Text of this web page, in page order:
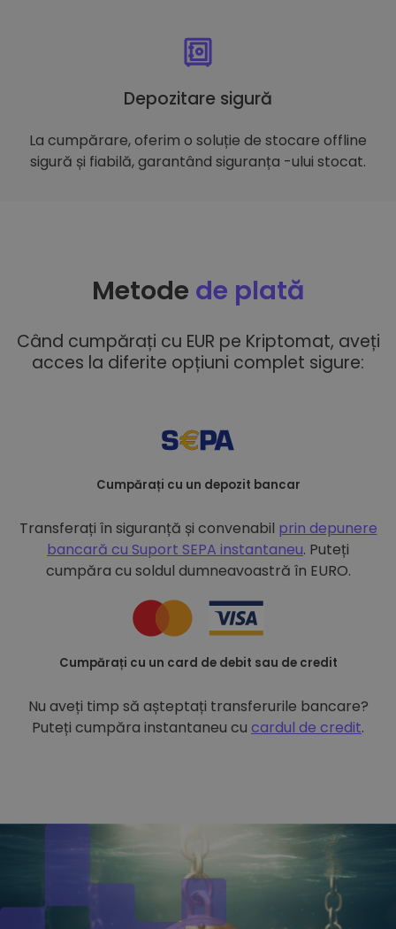
Depozitare sigură
La cumpărare, oferim o soluție de stocare offline
sigură și fiabilă, garantând siguranța -ului stocat.
Metode de plată
Când cumpărați cu EUR pe Kriptomat, aveți
acces la diferite opțiuni complet sigure:
Cumpărați cu un depozit bancar
Transferați în siguranță și convenabil prin depunere
bancară cu Suport SEPA instantaneu. Puteți
cumpăra cu soldul dumneavoastră în EURO.
Cumpărați cu un card de debit sau de credit
Nu aveți timp să așteptați transferurile bancare?
Puteți cumpăra instantaneu cu cardul de credit.